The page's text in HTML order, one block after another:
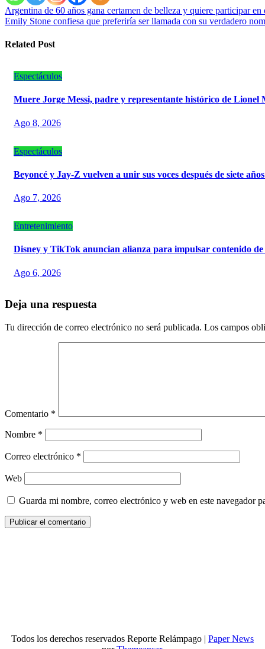
Navegación
de
entradas
Argentina de 60 años gana certamen de belleza y quiere participar
Emily Stone confiesa que preferiría ser llamada con su verdadero
Related Post
Espectáculos
Muere Jorge Messi, padre y representante histórico de Lionel
Ago 8, 2026
Espectáculos
Beyoncé y Jay-Z vuelven a unir sus voces después de siete
Ago 7, 2026
Entretenimiento
Disney y TikTok anuncian alianza para impulsar contenido de
Ago 6, 2026
Deja una respuesta
Tu dirección de correo electrónico no será publicada. Los campos
Comentario *
Nombre *
Correo electrónico *
Web
Guarda mi nombre, correo electrónico y web en este navegador
Todos los derechos reservados Reporte Relámpago | Paper News